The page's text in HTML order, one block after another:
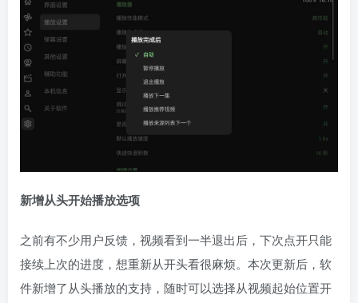
新增从头开始播放选项
之前有不少用户反馈，视频看到一半退出后，下次点开只能
接续上次的进度，想重新从开头看很麻烦。本次更新后，软
件新增了从头播放的支持，随时可以选择从视频起始位置开